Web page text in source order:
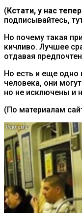
( Кстати, у нас
подписывайтесь,
Но почему такая
кичливо. Лучшее
отдавая
Но есть и еще одно
человека, они
но не исключены и
(По материалам